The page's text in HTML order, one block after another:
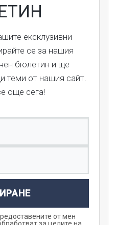
ексклузивни
се за нашия
бюлетин и ще
теми от нашия сайт.
още сега!
от мен
за целите на